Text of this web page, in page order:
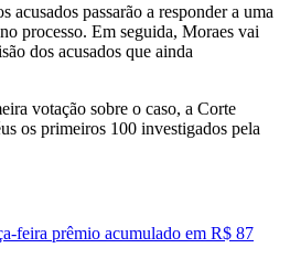
passarão a responder a uma
processo. Em seguida, Moraes vai
dos acusados que ainda
votação sobre o caso, a Corte
os primeiros 100 investigados pela
feira prêmio acumulado em R$ 87